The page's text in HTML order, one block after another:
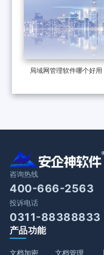
局域网管理软件哪个好用
咨询热线
400-666-2563
投诉电话
0311-88388833
产品功能
文档加密
文档管理